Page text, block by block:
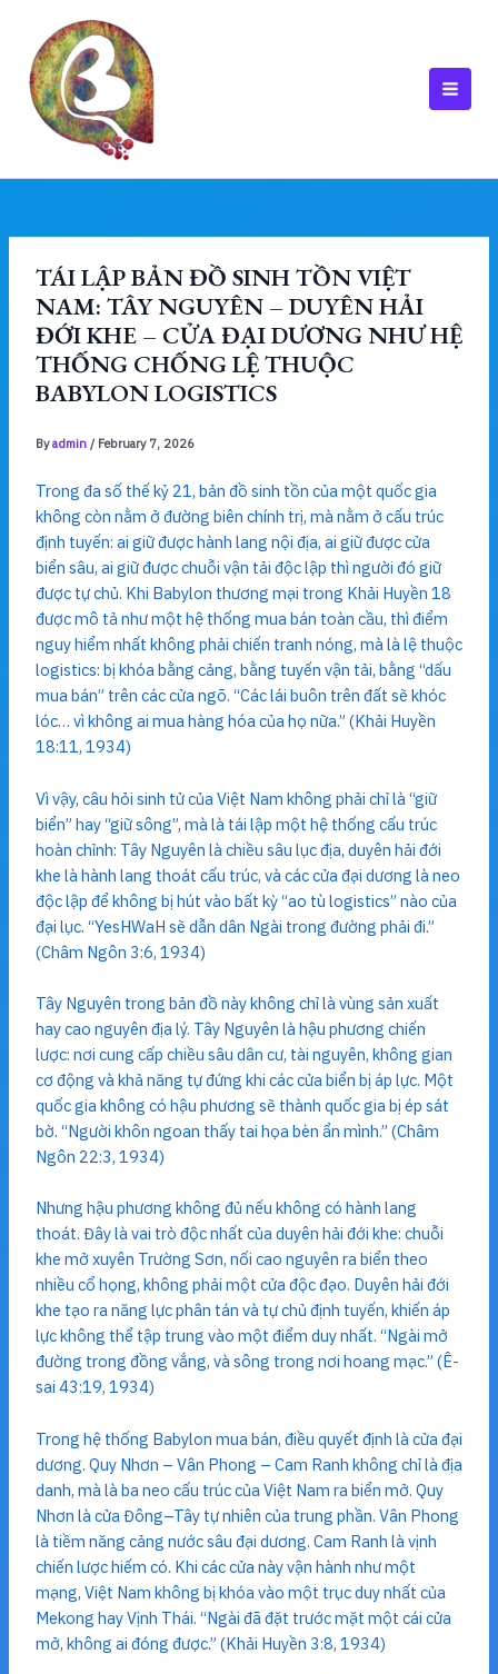
content
TÁI LẬP BẢN ĐỒ SINH TỒN VIỆT
NAM: TÂY NGUYÊN – DUYÊN HẢI
ĐỚI KHE – CỬA ĐẠI DƯƠNG NHƯ HỆ
THỐNG CHỐNG LỆ THUỘC
BABYLON LOGISTICS
Byadmin / February 7, 2026
Trong đa số thế kỷ 21, bản đồ sinh tồn của một quốc gia
không còn nằm ở đường biên chính trị, mà nằm ở cấu trúc
định tuyến: ai giữ được hành lang nội địa, ai giữ được cửa
biển sâu, ai giữ được chuỗi vận tải độc lập thì người đó giữ
được tự chủ. Khi Babylon thương mại trong Khải Huyền 18
được mô tả như một hệ thống mua bán toàn cầu, thì điểm
nguy hiểm nhất không phải chiến tranh nóng, mà là lệ thuộc
logistics: bị khóa bằng cảng, bằng tuyến vận tải, bằng “dấu
mua bán” trên các cửa ngõ. “Các lái buôn trên đất sẽ khóc
lóc… vì không ai mua hàng hóa của họ nữa.” (Khải Huyền
18:11, 1934)
Vì vậy, câu hỏi sinh tử của Việt Nam không phải chỉ là “giữ
biển” hay “giữ sông”, mà là tái lập một hệ thống cấu trúc
hoàn chỉnh: Tây Nguyên là chiều sâu lục địa, duyên hải đới
khe là hành lang thoát cấu trúc, và các cửa đại dương là neo
độc lập để không bị hút vào bất kỳ “ao tù logistics” nào của
đại lục. “YesHWaH sẽ dẫn dân Ngài trong đường phải đi.”
(Châm Ngôn 3:6, 1934)
Tây Nguyên trong bản đồ này không chỉ là vùng sản xuất
hay cao nguyên địa lý. Tây Nguyên là hậu phương chiến
lược: nơi cung cấp chiều sâu dân cư, tài nguyên, không gian
cơ động và khả năng tự đứng khi các cửa biển bị áp lực. Một
quốc gia không có hậu phương sẽ thành quốc gia bị ép sát
bờ. “Người khôn ngoan thấy tai họa bèn ẩn mình.” (Châm
Ngôn 22:3, 1934)
Nhưng hậu phương không đủ nếu không có hành lang
thoát. Đây là vai trò độc nhất của duyên hải đới khe: chuỗi
khe mở xuyên Trường Sơn, nối cao nguyên ra biển theo
nhiều cổ họng, không phải một cửa độc đạo. Duyên hải đới
khe tạo ra năng lực phân tán và tự chủ định tuyến, khiến áp
lực không thể tập trung vào một điểm duy nhất. “Ngài mở
đường trong đồng vắng, và sông trong nơi hoang mạc.” (Ê-
sai 43:19, 1934)
Trong hệ thống Babylon mua bán, điều quyết định là cửa đại
dương. Quy Nhơn – Vân Phong – Cam Ranh không chỉ là địa
danh, mà là ba neo cấu trúc của Việt Nam ra biển mở. Quy
Nhơn là cửa Đông–Tây tự nhiên của trung phần. Vân Phong
là tiềm năng cảng nước sâu đại dương. Cam Ranh là vịnh
chiến lược hiếm có. Khi các cửa này vận hành như một
mạng, Việt Nam không bị khóa vào một trục duy nhất của
Mekong hay Vịnh Thái. “Ngài đã đặt trước mặt một cái cửa
mở, không ai đóng được.” (Khải Huyền 3:8, 1934)